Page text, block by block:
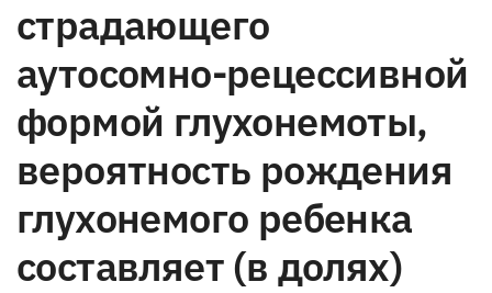
страдающего
аутосомно-рецессивной
формой глухонемоты,
вероятность рождения
глухонемого ребенка
составляет (в долях)